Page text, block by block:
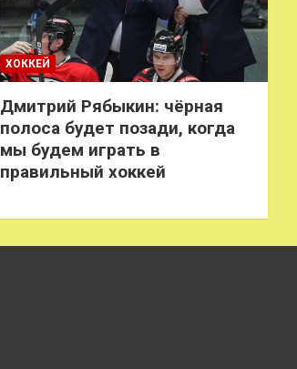
ХОККЕЙ
Дмитрий Рябыкин: чёрная
полоса будет позади, когда
мы будем играть в
правильный хоккей